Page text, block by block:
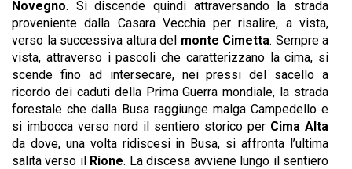
Novegno. Si discende quindi attraversando la strada
proveniente dalla Casara Vecchia per risalire, a vista,
verso la successiva altura del monte Cimetta. Sempre a
vista, attraverso i pascoli che caratterizzano la cima, si
scende fino ad intersecare, nei pressi del sacello a
ricordo dei caduti della Prima Guerra mondiale, la strada
forestale che dalla Busa raggiunge malga Campedello e
si imbocca verso nord il sentiero storico per Cima Alta
da dove, una volta ridiscesi in Busa, si affronta l’ultima
salita verso il Rione. La discesa avviene lungo il sentiero